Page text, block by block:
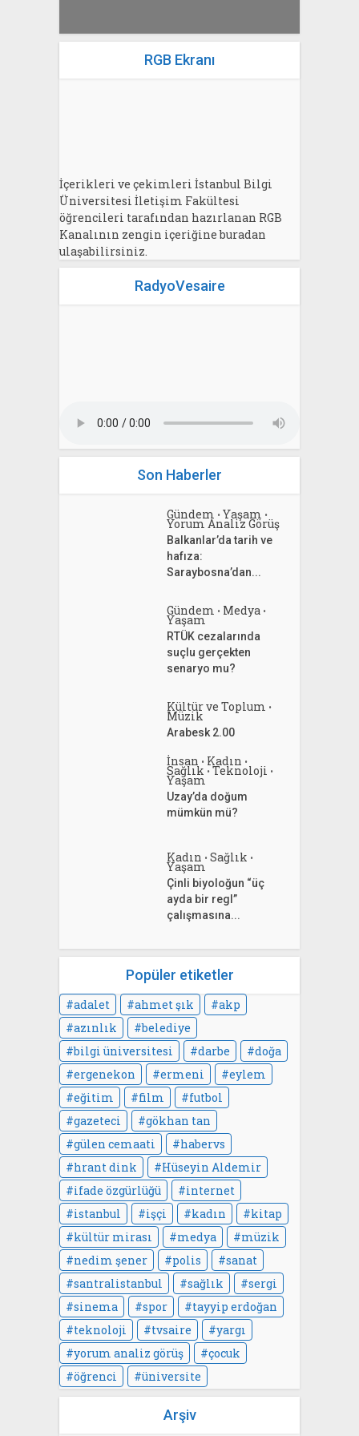
RGB Ekranı
İçerikleri ve çekimleri İstanbul Bilgi
Üniversitesi İletişim Fakültesi
öğrencileri tarafından hazırlanan RGB
Kanalının zengin içeriğine buradan
ulaşabilirsiniz.
RadyoVesaire
Son Haberler
Gündem • Yaşam •
Yorum Analiz Görüş
Balkanlar’da tarih ve
hafıza:
Saraybosna’dan...
Gündem • Medya •
Yaşam
RTÜK cezalarında
suçlu gerçekten
senaryo mu?
Kültür ve Toplum •
Müzik
Arabesk 2.00
İnsan • Kadın •
Sağlık • Teknoloji •
Yaşam
Uzay’da doğum
mümkün mü?
Kadın • Sağlık •
Yaşam
Çinli biyoloğun “üç
ayda bir regl”
çalışmasına...
Popüler etiketler
adalet ahmet şık
akp
azınlık
belediye
bilgi üniversitesi
darbe
doğa
ergenekon
ermeni
eylem
eğitim
film
futbol
gazeteci
gökhan tan
gülen cemaati
habervs
hrant dink
Hüseyin Aldemir
ifade özgürlüğü
internet
istanbul
işçi kadın
kitap
kültür mirası
medya
müzik
nedim şener
polis
sanat
santralistanbul
sağlık
sergi
sinema
spor
tayyip erdoğan
teknoloji
tvsaire
yargı
yorum analiz görüş
çocuk
öğrenci
üniversite
Arşiv